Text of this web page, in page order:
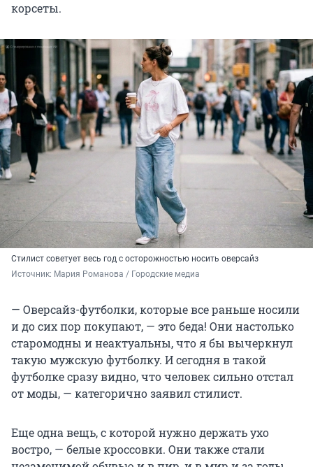
корсеты.
Стилист советует весь год с осторожностью носить оверсайз
Источник: Мария Романова / Городские медиа
— Оверсайз-футболки, которые все раньше носили
и до сих пор покупают, — это беда! Они настолько
старомодны и неактуальны, что я бы вычеркнул
такую мужскую футболку. И сегодня в такой
футболке сразу видно, что человек сильно отстал
от моды, — категорично заявил стилист.
Еще одна вещь, с которой нужно держать ухо
востро, — белые кроссовки. Они также стали